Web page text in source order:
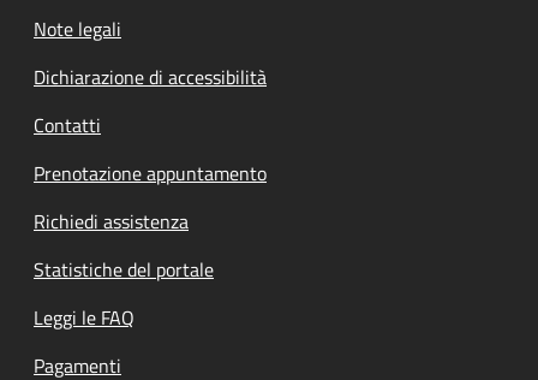
Note legali
Dichiarazione di accessibilità
Contatti
Prenotazione appuntamento
Richiedi assistenza
Statistiche del portale
Leggi le FAQ
Pagamenti